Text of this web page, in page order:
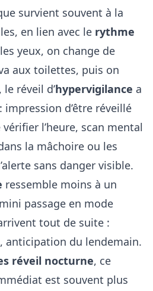
survient souvent à la
en lien avec le rythme
yeux, on change de
aux toilettes, puis on
le réveil d’hypervigilance a
d’être réveillé
l’heure, scan mental
la mâchoire ou les
sans danger visible.
ressemble moins à un
passage en mode
tout de suite :
anticipation du lendemain.
réveil nocturne, ce
est souvent plus